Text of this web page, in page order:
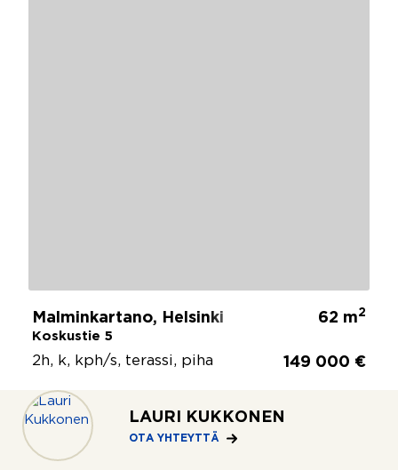
LAURI KUKKONEN
OTA YHTEYTTÄ
Malminkartano, Helsinki
Koskustie 5
62 m2
2h, k, kph/s, terassi, piha 149 000 €